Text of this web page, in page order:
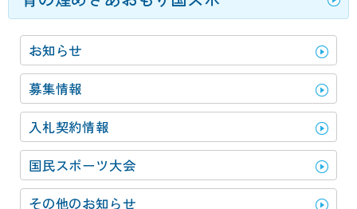
お知らせ
募集情報
入札契約情報
国民スポーツ大会
その他のお知らせ